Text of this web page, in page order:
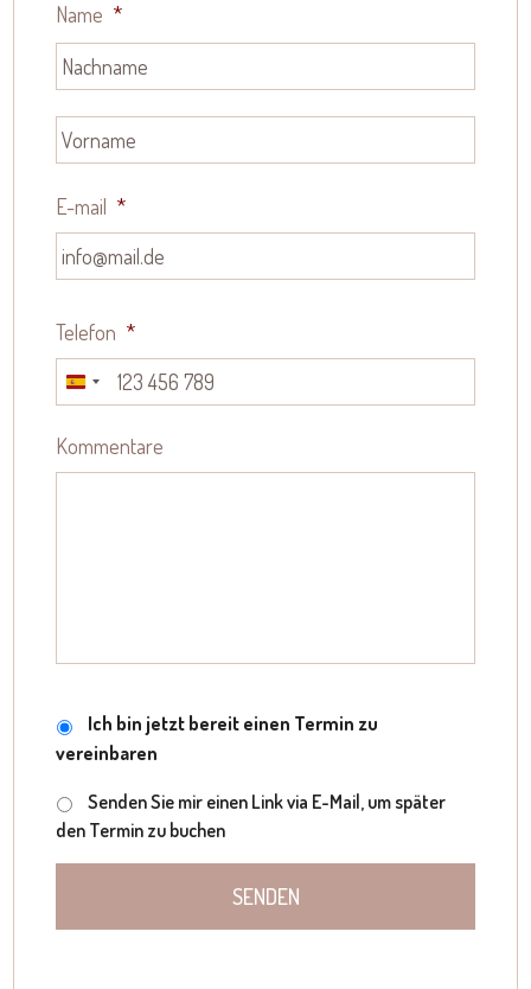
Name *
E-mail *
Telefon *
Spain
Kommentare
MeetingIch bin jetzt bereit einen Termin zu
vereinbaren
Senden Sie mir einen Link via E-Mail, um später
den Termin zu buchen